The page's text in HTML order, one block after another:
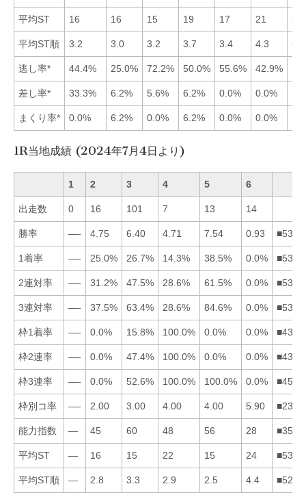
平均ST 16 16 15 19 17 21
平均ST順 3.2 3.0 3.2 3.7 3.4 4.3
逃し率* 44.4% 25.0% 72.2% 50.0% 55.6% 42.9%
差し率* 33.3% 6.2% 5.6% 6.2% 0.0% 0.0%
まくり率* 0.0% 6.2% 0.0% 6.2% 0.0% 0.0%
1R当地成績 (2024年7月4日より)
1 2 3 4 5 6
出走数 0 16 101 7 13 14
勝率 —- 4.75 6.40 4.71 7.54 0.93
1着率 —- 25.0% 26.7% 14.3% 38.5% 0.0%
2連対率 —- 31.2% 47.5% 28.6% 61.5% 0.0%
3連対率 —- 37.5% 63.4% 28.6% 84.6% 0.0%
枠1着率 —- 0.0% 15.8% 100.0% 0.0% 0.0%
枠2連率 —- 0.0% 47.4% 100.0% 0.0% 0.0%
枠3連率 —- 0.0% 52.6% 100.0% 100.0% 0.0%
枠別コ率 —- 2.00 3.00 4.00 4.00 5.90
能力指数 — 45 60 48 56 28
平均ST — 16 15 22 15 24
平均ST順 — 2.8 3.3 2.9 2.5 4.4